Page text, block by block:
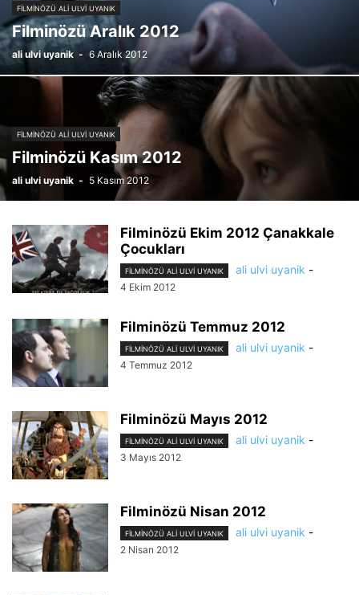
FILMINÖZÜ ALI ULVI UYANIK
Filminözü Aralık 2012
ali ulvi uyanik - 6 Aralık 2012
FILMINÖZÜ ALI ULVI UYANIK
Filminözü Kasım 2012
ali ulvi uyanik - 5 Kasım 2012
Filminözü Ekim 2012 Çanakkale
Çocukları
FILMINÖZÜ ALI ULVI UYANIK ali ulvi uyanik -
4 Ekim 2012
Filminözü Temmuz 2012
FILMINÖZÜ ALI ULVI UYANIK ali ulvi uyanik -
4 Temmuz 2012
Filminözü Mayıs 2012
FILMINÖZÜ ALI ULVI UYANIK ali ulvi uyanik -
3 Mayıs 2012
Filminözü Nisan 2012
FILMINÖZÜ ALI ULVI UYANIK ali ulvi uyanik -
2 Nisan 2012